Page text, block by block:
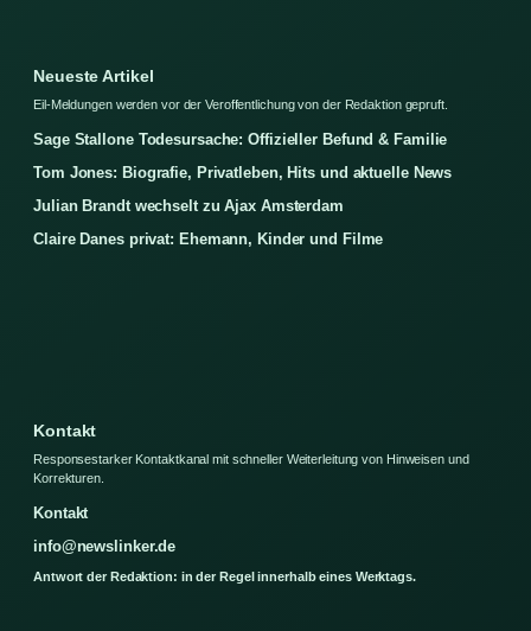
Neueste Artikel
Eil-Meldungen werden vor der Veroffentlichung von der Redaktion gepruft.
Sage Stallone Todesursache: Offizieller Befund & Familie
Tom Jones: Biografie, Privatleben, Hits und aktuelle News
Julian Brandt wechselt zu Ajax Amsterdam
Claire Danes privat: Ehemann, Kinder und Filme
Kontakt
Responsestarker Kontaktkanal mit schneller Weiterleitung von Hinweisen und
Korrekturen.
Kontakt
info@newslinker.de
Antwort der Redaktion: in der Regel innerhalb eines Werktags.